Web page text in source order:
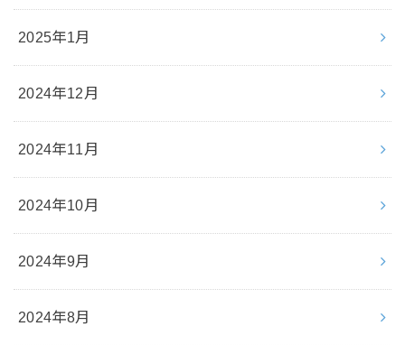
2025年1月
2024年12月
2024年11月
2024年10月
2024年9月
2024年8月